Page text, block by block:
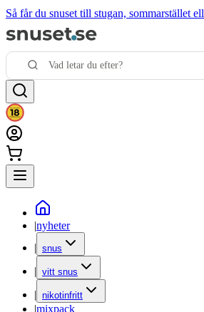
Så får du snuset till stugan, sommarstället
|nyheter
| snus
| vitt snus
| nikotinfritt
|mixpack